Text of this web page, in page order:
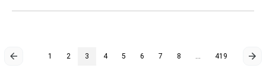
投
1 2 3 4 5 6 7 8 419